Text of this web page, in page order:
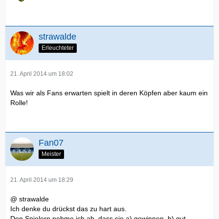
strawalde
Erleuchteter
21. April 2014 um 18:02
Was wir als Fans erwarten spielt in deren Köpfen aber kaum ein
Rolle!
Fan07
Meister
21. April 2014 um 18:29
@ strawalde
Ich denke du drückst das zu hart aus.